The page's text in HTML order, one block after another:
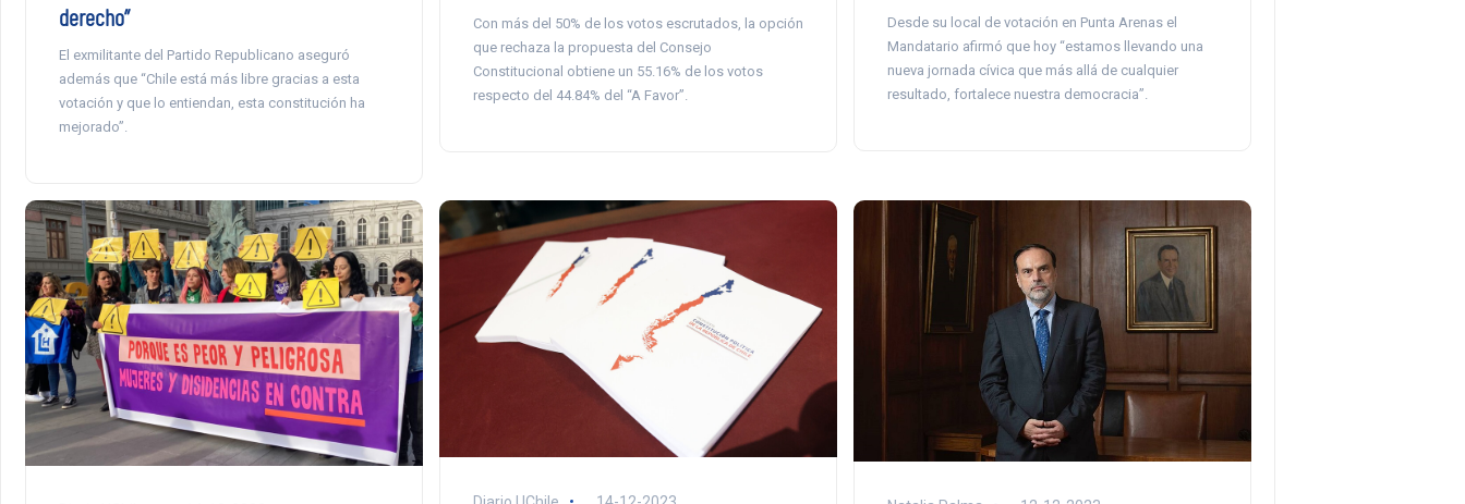
derecho”
El exmilitante del Partido Republicano aseguró
además que “Chile está más libre gracias a esta
votación y que lo entiendan, esta constitución ha
mejorado”.
Con más del 50% de los votos escrutados, la opción
que rechaza la propuesta del Consejo
Constitucional obtiene un 55.16% de los votos
respecto del 44.84% del “A Favor”.
Desde su local de votación en Punta Arenas el
Mandatario afirmó que hoy “estamos llevando una
nueva jornada cívica que más allá de cualquier
resultado, fortalece nuestra democracia”.